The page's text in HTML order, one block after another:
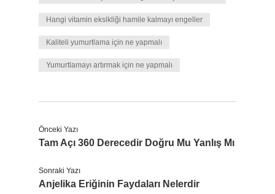
Hangi vitamin eksikliği hamile kalmayı engeller
Kaliteli yumurtlama için ne yapmalı
Yumurtlamayı artırmak için ne yapmalı
Önceki Yazı
Tam Açı 360 Derecedir Doğru Mu Yanlış Mı
Sonraki Yazı
Anjelika Eriğinin Faydaları Nelerdir